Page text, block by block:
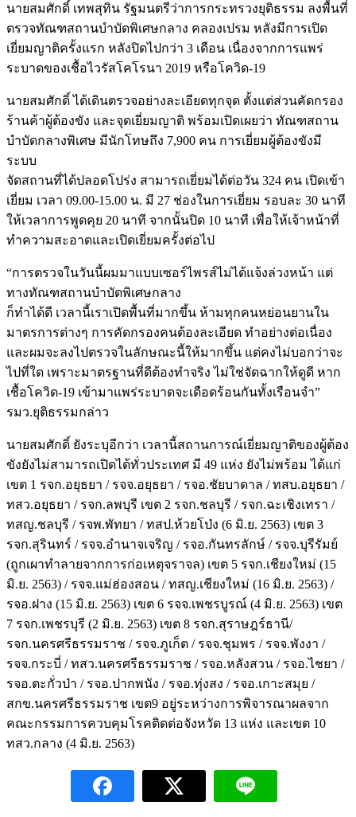
นายสมศักดิ์ เทพสุทิน รัฐมนตรีว่าการกระทรวงยุติธรรม ลงพื้นที่
ตรวจทัณฑสถานบำบัดพิเศษกลาง คลองเปรม หลังมีการเปิด
เยี่ยมญาติครั้งแรก หลังปิดไปกว่า 3 เดือน เนื่องจากการแพร่
ระบาดของเชื้อไวรัสโคโรนา 2019 หรือโควิด-19
นายสมศักดิ์ ได้เดินตรวจอย่างละเอียดทุกจุด ตั้งแต่ส่วนคัดกรอง
ร้านค้าผู้ต้องขัง และจุดเยี่ยมญาติ พร้อมเปิดเผยว่า ทัณฑสถาน
บำบัดกลางพิเศษ มีนักโทษถึง 7,900 คน การเยี่ยมผู้ต้องขังมี
ระบบ
จัดสถานที่ได้ปลอดโปร่ง สามารถเยี่ยมได้ต่อวัน 324 คน เปิดเข้า
เยี่ยม เวลา 09.00-15.00 น. มี 27 ช่องในการเยี่ยม รอบละ 30 นาที
ให้เวลาการพูดคุย 20 นาที จากนั้นปิด 10 นาที เพื่อให้เจ้าหน้าที่
ทำความสะอาดและเปิดเยี่ยมครั้งต่อไป
“การตรวจในวันนี้ผมมาแบบเซอร์ไพรส์ไม่ได้แจ้งล่วงหน้า แต่
ทางทัณฑสถานบำบัดพิเศษกลาง
ก็ทำได้ดี เวลานี้เราเปิดพื้นที่มากขึ้น ห้ามทุกคนหย่อนยานใน
มาตรการต่างๆ การคัดกรองคนต้องละเอียด ทำอย่างต่อเนื่อง
และผมจะลงไปตรวจในลักษณะนี้ให้มากขึ้น แต่คงไม่บอกว่าจะ
ไปที่ใด เพราะมาตรฐานที่ดีต้องทำจริง ไม่ใช่จัดฉากให้ดูดี หาก
เชื้อโควิด-19 เข้ามาแพร่ระบาดจะเดือดร้อนกันทั้งเรือนจำ”
รมว.ยุติธรรมกล่าว
นายสมศักดิ์ ยังระบุอีกว่า เวลานี้สถานการณ์เยี่ยมญาติของผู้ต้อง
ขังยังไม่สามารถเปิดได้ทั่วประเทศ มี 49 แห่ง ยังไม่พร้อม ได้แก่
เขต 1 รจก.อยุธยา / รจจ.อยุธยา / รจอ.ชัยบาดาล / ทสบ.อยุธยา /
ทสว.อยุธยา / รจก.ลพบุรี เขต 2 รจก.ชลบุรี / รจก.ฉะเชิงเทรา /
ทสญ.ชลบุรี / รจพ.พัทยา / ทสป.ห้วยโป่ง (6 มิ.ย. 2563) เขต 3
รจก.สุรินทร์ / รจจ.อำนาจเจริญ / รจอ.กันทรลักษ์ / รจจ.บุรีรัมย์
(ถูกเผาทำลายจากการก่อเหตุจราจล) เขต 5 รจก.เชียงใหม่ (15
มิ.ย. 2563) / รจจ.แม่ฮ่องสอน / ทสญ.เชียงใหม่ (16 มิ.ย. 2563) /
รจอ.ฝาง (15 มิ.ย. 2563) เขต 6 รจจ.เพชรบูรณ์ (4 มิ.ย. 2563) เขต
7 รจก.เพชรบุรี (2 มิ.ย. 2563) เขต 8 รจก.สุราษฎร์ธานี/
รจก.นครศรีธรรมราช / รจจ.ภูเก็ต / รจจ.ชุมพร / รจจ.พังงา /
รจจ.กระบี่ / ทสว.นครศรีธรรมราช / รจอ.หลังสวน / รจอ.ไชยา /
รจอ.ตะกั่วป่า / รจอ.ปากพนัง / รจอ.ทุ่งสง / รจอ.เกาะสมุย /
สกข.นครศรีธรรมราช เขต9 อยู่ระหว่างการพิจารณาผลจาก
คณะกรรมการควบคุมโรคติดต่อจังหวัด 13 แห่ง และเขต 10
ทสว.กลาง (4 มิ.ย. 2563)